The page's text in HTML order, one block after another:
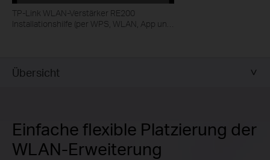
TP-Link WLAN-Verstärker RE200
Installationshilfe (per WPS, WLAN, App und
Übersicht
Einfache flexible Platzierung der
WLAN-Erweiterung